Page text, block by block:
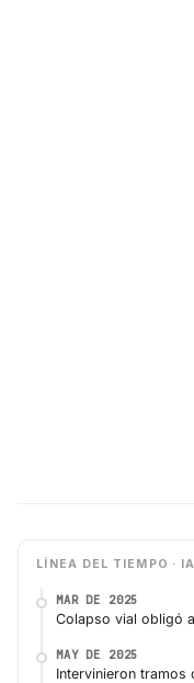
LÍNEA DEL TIEMPO · IA
MAR DE 2025
Colapso vial obligó
MAY DE 2025
Intervinieron tramos